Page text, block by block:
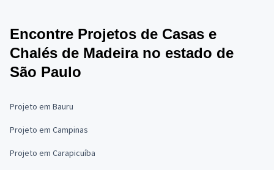
Encontre Projetos de Casas e
Chalés de Madeira no estado de
São Paulo
Projeto em Bauru
Projeto em Campinas
Projeto em Carapicuíba